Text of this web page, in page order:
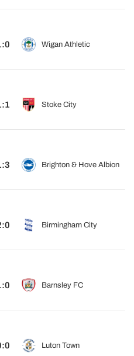
Wigan Athletic
Stoke City
Brighton & Hove Albion
Birmingham City
Barnsley FC
Luton Town